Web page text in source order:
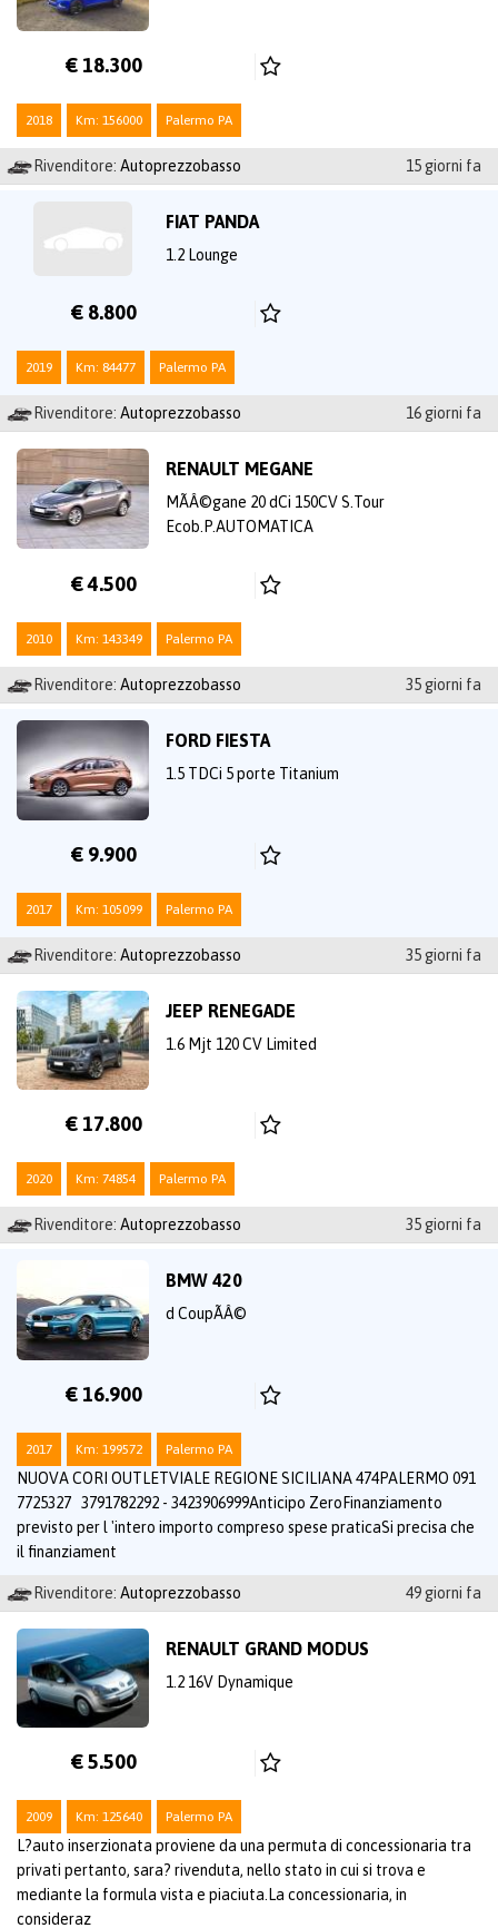
€ 18.300
2018 Km: 156000 Palermo PA
Rivenditore: Autoprezzobasso 15 giorni fa
FIAT PANDA
1.2 Lounge
€ 8.800
2019 Km: 84477 Palermo PA
Rivenditore: Autoprezzobasso 16 giorni fa
RENAULT MEGANE
MÃÂ©gane 20 dCi 150CV S.Tour
Ecob.P.AUTOMATICA
€ 4.500
2010 Km: 143349 Palermo PA
Rivenditore: Autoprezzobasso 35 giorni fa
FORD FIESTA
1.5 TDCi 5 porte Titanium
€ 9.900
2017 Km: 105099 Palermo PA
Rivenditore: Autoprezzobasso 35 giorni fa
JEEP RENEGADE
1.6 Mjt 120 CV Limited
€ 17.800
2020 Km: 74854 Palermo PA
Rivenditore: Autoprezzobasso 35 giorni fa
BMW 420
d CoupÃÂ©
€ 16.900
2017 Km: 199572 Palermo PA
NUOVA CORI OUTLETVIALE REGIONE SICILIANA 474PALERMO 091
7725327 3791782292 - 3423906999Anticipo ZeroFinanziamento
previsto per l 'intero importo compreso spese praticaSi precisa che
il finanziament
Rivenditore: Autoprezzobasso 49 giorni fa
RENAULT GRAND MODUS
1.2 16V Dynamique
€ 5.500
2009 Km: 125640 Palermo PA
L?auto inserzionata proviene da una permuta di concessionaria tra
privati pertanto, sara? rivenduta, nello stato in cui si trova e
mediante la formula vista e piaciuta.La concessionaria, in
consideraz